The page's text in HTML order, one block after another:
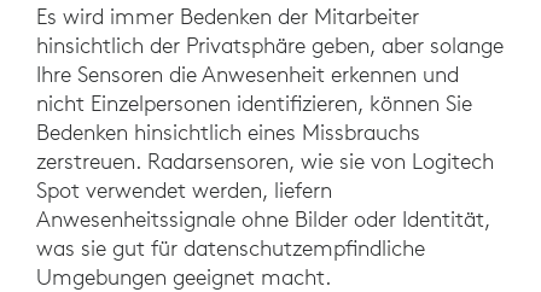
Es wird immer Bedenken der Mitarbeiter
hinsichtlich der Privatsphäre geben, aber solange
Ihre Sensoren die Anwesenheit erkennen und
nicht Einzelpersonen identifizieren, können Sie
Bedenken hinsichtlich eines Missbrauchs
zerstreuen. Radarsensoren, wie sie von Logitech
Spot verwendet werden, liefern
Anwesenheitssignale ohne Bilder oder Identität,
was sie gut für datenschutzempfindliche
Umgebungen geeignet macht.